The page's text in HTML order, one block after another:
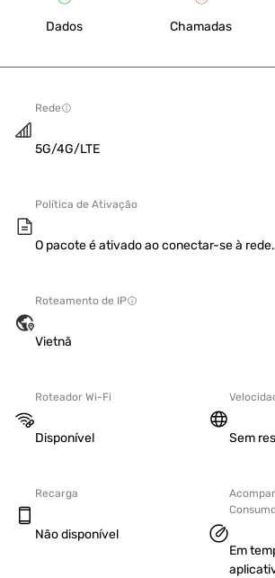
Dados Chamadas
Rede
5G/4G/LTE
Política de Ativação
O pacote é ativado ao conectar-se à rede.
Roteamento de IP
Vietnã
Roteador Wi-Fi
Disponível Sem
Recarga
Não disponível
Em